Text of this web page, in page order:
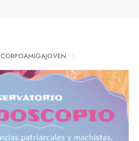
CORPOAMIGAJOVEN